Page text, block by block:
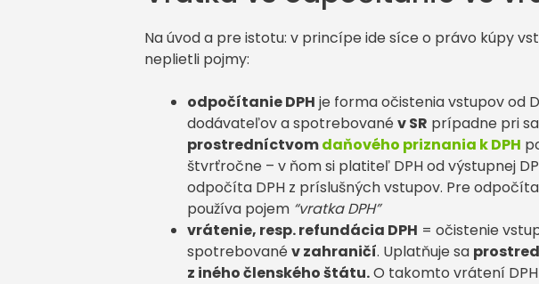
Na úvod a pre istotu: v princípe ide síce o právo kúpy
neplietli pojmy:
odpočítanie DPH je forma očistenia vstupov od
dodávateľov a spotrebované v SR prípadne pri
prostredníctvomdaňového priznania k DPH
štvrťročne – v ňom si platiteľ DPH od výstupnej
odpočíta DPH z príslušných vstupov. Pre
používa pojem “vratka DPH”
vrátenie, resp. refundácia DPH = očistenie
spotrebované v zahraničí. Uplatňuje sa
z iného členského štátu.O takomto vrátení